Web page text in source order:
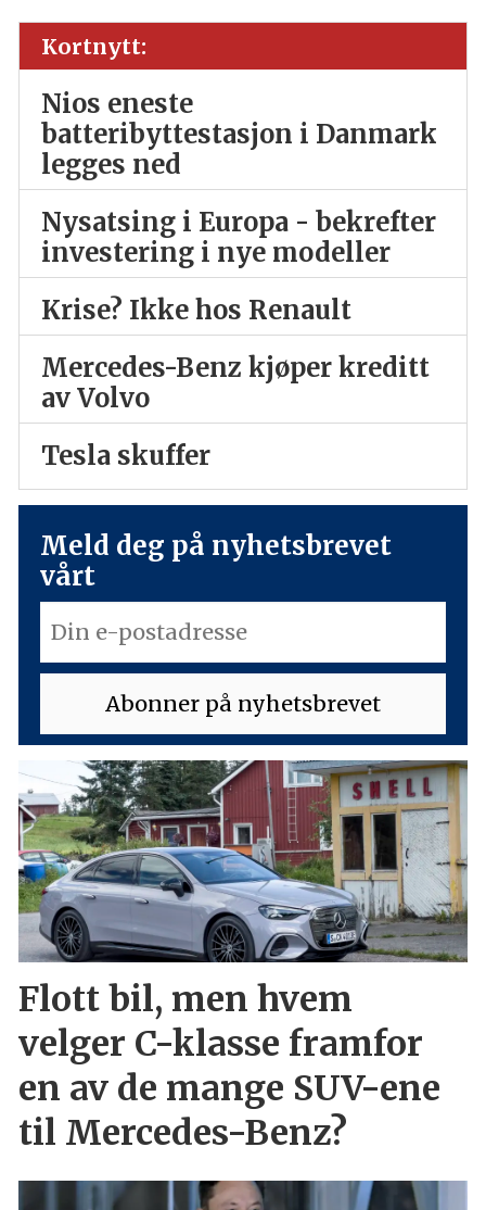
Kortnytt:
Nios eneste
batteribyttestasjon i Danmark
legges ned
Nysatsing i Europa - bekrefter
investering i nye modeller
Krise? Ikke hos Renault
Mercedes-Benz kjøper kreditt
av Volvo
Tesla skuffer
Meld deg på nyhetsbrevet
vårt
Flott bil, men hvem
velger C-klasse framfor
en av de mange SUV-ene
til Mercedes-Benz?